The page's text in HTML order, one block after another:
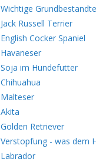
Wichtige
Jack Russell Terrier
English Cocker Spaniel
Havaneser
Soja im Hundefutter
Chihuahua
Malteser
Akita
Golden Retriever
Verstopfung - was dem
Labrador